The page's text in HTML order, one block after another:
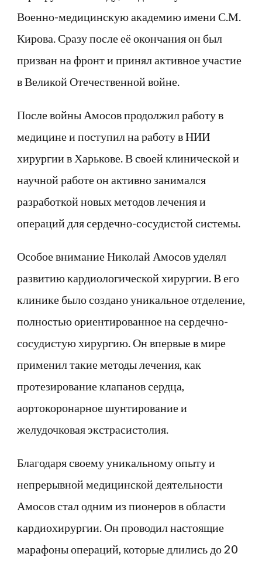
Военно-медицинскую академию имени С.М.
Кирова. Сразу после её окончания он был
призван на фронт и принял активное участие
в Великой Отечественной войне.
После войны Амосов продолжил работу в
медицине и поступил на работу в НИИ
хирургии в Харькове. В своей клинической и
научной работе он активно занимался
разработкой новых методов лечения и
операций для сердечно-сосудистой системы.
Особое внимание Николай Амосов уделял
развитию кардиологической хирургии. В его
клинике было создано уникальное отделение,
полностью ориентированное на сердечно-
сосудистую хирургию. Он впервые в мире
применил такие методы лечения, как
протезирование клапанов сердца,
аортокоронарное шунтирование и
желудочковая экстрасистолия.
Благодаря своему уникальному опыту и
непрерывной медицинской деятельности
Амосов стал одним из пионеров в области
кардиохирургии. Он проводил настоящие
марафоны операций, которые длились до 20